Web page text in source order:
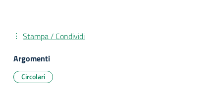
Stampa / Condividi
Argomenti
Circolari